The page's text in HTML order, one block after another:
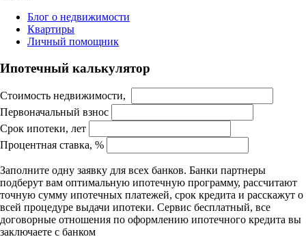
Блог о недвижимости
Квартиры
Личный помощник
Ипотечный калькулятор
Стоимость недвижимости,
Первоначальный взнос
Срок ипотеки, лет
Процентная ставка, %
Заполните одну заявку для всех банков. Банки партнеры
подберут вам оптимальную ипотечную программу, рассчитают
точную сумму ипотечных платежей, срок кредита и расскажут о
всей процедуре выдачи ипотеки. Сервис бесплатный, все
договорные отношения по оформлению ипотечного кредита вы
заключаете с банком